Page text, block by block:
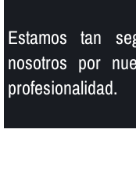
Estamos tan
nosotros por
profesionalidad.